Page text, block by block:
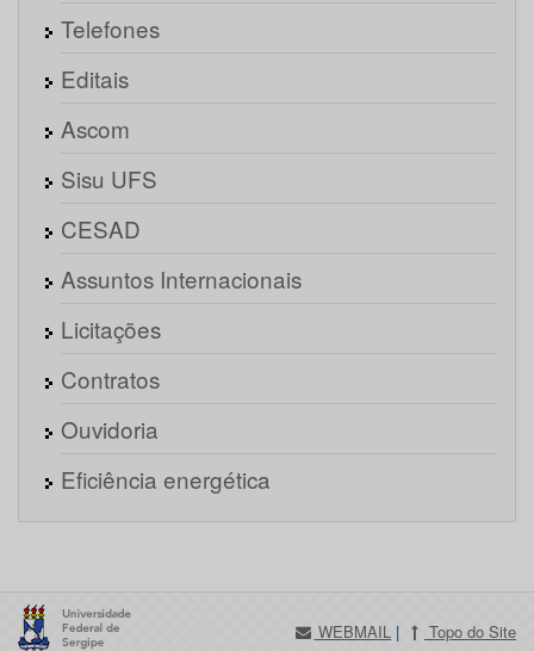
Telefones
Editais
Ascom
Sisu UFS
CESAD
Assuntos Internacionais
Licitações
Contratos
Ouvidoria
Eficiência energética
WEBMAIL | Topo do Site